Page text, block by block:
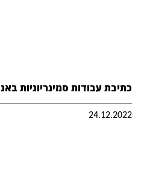
כתיבת עבודות סמינריוניות
24.12.2022